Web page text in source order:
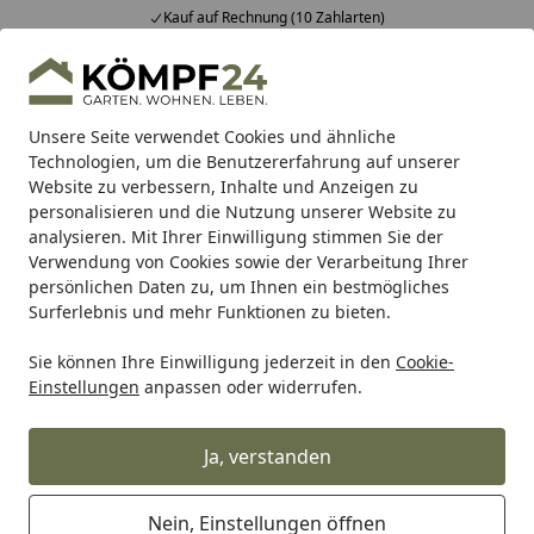
Unsere Seite verwendet Cookies und ähnliche
Technologien, um die Benutzererfahrung auf unserer
Website zu verbessern, Inhalte und Anzeigen zu
personalisieren und die Nutzung unserer Website zu
analysieren. Mit Ihrer Einwilligung stimmen Sie der
Verwendung von Cookies sowie der Verarbeitung Ihrer
persönlichen Daten zu, um Ihnen ein bestmögliches
Surferlebnis und mehr Funktionen zu bieten.
Sie können Ihre Einwilligung jederzeit in den Cookie-
Einstellungen anpassen oder widerrufen.
Ja, verstanden
Nein, Einstellungen öffnen
Kauf auf Rechnung (10 Zahlarten)
Alle Produkte
Mein Konto
Suchen
Startseite
Alles für den Garten Gartenhaus Gartenhäuser Holz
Bertilo Element-Gartenhaus
Teahouse - 19 mm